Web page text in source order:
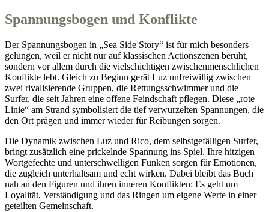
Spannungsbogen und Konflikte
Der Spannungsbogen in „Sea Side Story“ ist für mich besonders
gelungen, weil er nicht nur auf klassischen Actionszenen beruht,
sondern vor allem durch die vielschichtigen zwischenmenschlichen
Konflikte lebt. Gleich zu Beginn gerät Luz unfreiwillig zwischen
zwei rivalisierende Gruppen, die Rettungsschwimmer und die
Surfer, die seit Jahren eine offene Feindschaft pflegen. Diese „rote
Linie“ am Strand symbolisiert die tief verwurzelten Spannungen, die
den Ort prägen und immer wieder für Reibungen sorgen.
Die Dynamik zwischen Luz und Rico, dem selbstgefälligen Surfer,
bringt zusätzlich eine prickelnde Spannung ins Spiel. Ihre hitzigen
Wortgefechte und unterschwelligen Funken sorgen für Emotionen,
die zugleich unterhaltsam und echt wirken. Dabei bleibt das Buch
nah an den Figuren und ihren inneren Konflikten: Es geht um
Loyalität, Verständigung und das Ringen um eigene Werte in einer
geteilten Gemeinschaft.